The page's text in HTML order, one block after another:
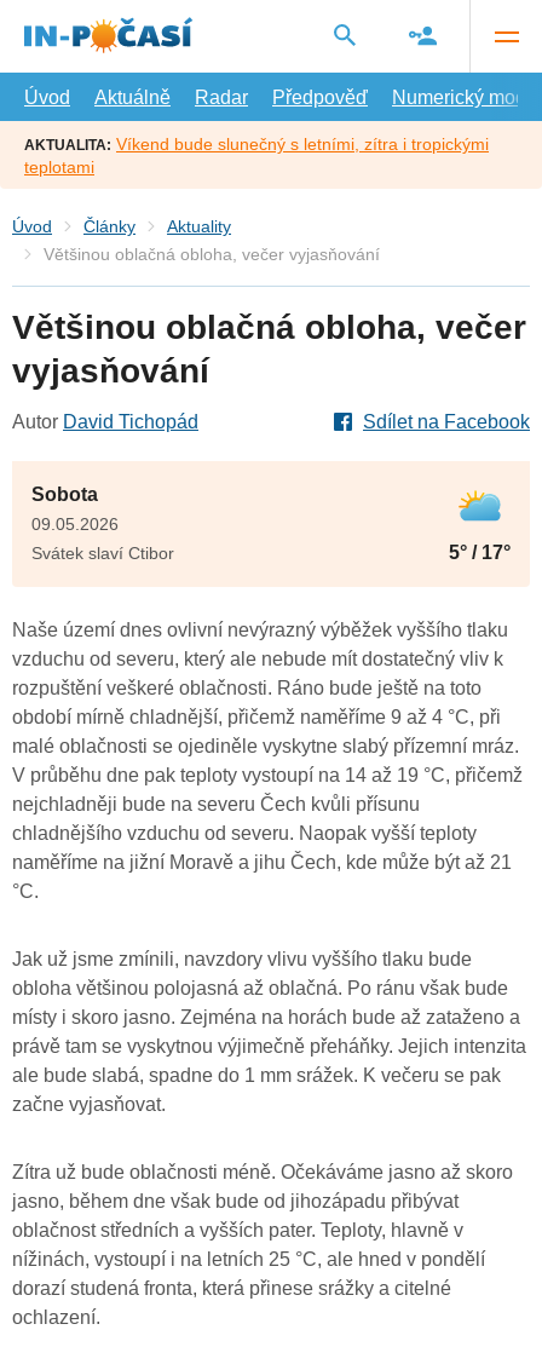
hlavní
Úvod
Aktuálně Radar Předpověď Numerický model
AKTUALITA: Víkend bude slunečný s letními, zítra i tropickými
teplotami
Úvod Články
Aktuality
Většinou oblačná obloha, večer vyjasňování
Většinou oblačná obloha, večer
vyjasňování
Autor David Tichopád Sdílet na Facebook
Sobota
09.05.2026
Svátek slaví Ctibor
5° / 17°
Naše území dnes ovlivní nevýrazný výběžek vyššího tlaku
vzduchu od severu, který ale nebude mít dostatečný vliv k
rozpuštění veškeré oblačnosti. Ráno bude ještě na toto
období mírně chladnější, přičemž naměříme 9 až 4 °C, při
malé oblačnosti se ojediněle vyskytne slabý přízemní mráz.
V průběhu dne pak teploty vystoupí na 14 až 19 °C, přičemž
nejchladněji bude na severu Čech kvůli přísunu
chladnějšího vzduchu od severu. Naopak vyšší teploty
naměříme na jižní Moravě a jihu Čech, kde může být až 21
°C.
Jak už jsme zmínili, navzdory vlivu vyššího tlaku bude
obloha většinou polojasná až oblačná. Po ránu však bude
místy i skoro jasno. Zejména na horách bude až zataženo a
právě tam se vyskytnou výjimečně přeháňky. Jejich intenzita
ale bude slabá, spadne do 1 mm srážek. K večeru se pak
začne vyjasňovat.
Zítra už bude oblačnosti méně. Očekáváme jasno až skoro
jasno, během dne však bude od jihozápadu přibývat
oblačnost středních a vyšších pater. Teploty, hlavně v
nížinách, vystoupí i na letních 25 °C, ale hned v pondělí
dorazí studená fronta, která přinese srážky a citelné
ochlazení.